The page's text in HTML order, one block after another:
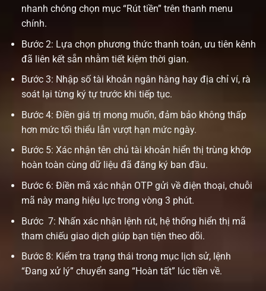
nhanh chóng chọn mục “Rút tiền” trên thanh menu
chính.
Bước 2: Lựa chọn phương thức thanh toán, ưu tiên kênh
đã liên kết sẵn nhằm tiết kiệm thời gian.
Bước 3: Nhập số tài khoản ngân hàng hay địa chỉ ví, rà
soát lại từng ký tự trước khi tiếp tục.
Bước 4: Điền giá trị mong muốn, đảm bảo không thấp
hơn mức tối thiểu lẫn vượt hạn mức ngày.
Bước 5: Xác nhận tên chủ tài khoản hiển thị trùng khớp
hoàn toàn cùng dữ liệu đã đăng ký ban đầu.
Bước 6: Điền mã xác nhận OTP gửi về điện thoại, chuỗi
mã này mang hiệu lực trong vòng 3 phút.
Bước 7: Nhấn xác nhận lệnh rút, hệ thống hiển thị mã
tham chiếu giao dịch giúp bạn tiện theo dõi.
Bước 8: Kiểm tra trạng thái trong mục lịch sử, lệnh
“Đang xử lý” chuyển sang “Hoàn tất” lúc tiền về.